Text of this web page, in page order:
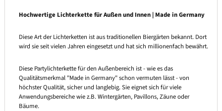
Hochwertige Lichterkette für Außen und Innen | Made in Germany
Diese Art der Lichterketten ist aus traditionellen Biergärten bekannt. Dort
wird sie seit vielen Jahren eingesetzt und hat sich millionenfach bewährt.
Diese Partylichterkette für den Außenbereich ist - wie es das
Qualitätsmerkmal "Made in Germany" schon vermuten lässt - von
höchster Qualität, sicher und langlebig. Sie eignet sich für viele
Anwendungsbereiche wie z.B. Wintergärten, Pavillons, Zäune oder
Bäume.